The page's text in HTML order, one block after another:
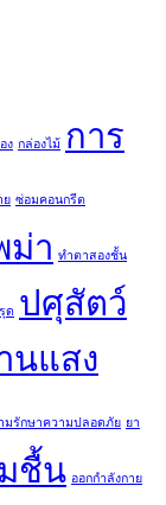
ง กล่องไม้
การ
ย ซ่อมคอนกรีต
ม่า ทำตาสองชั้น
ด ปศุสัตว์
นแสง
มรักษาความปลอดภัย ยา
ชื้น ออกกำลังกาย